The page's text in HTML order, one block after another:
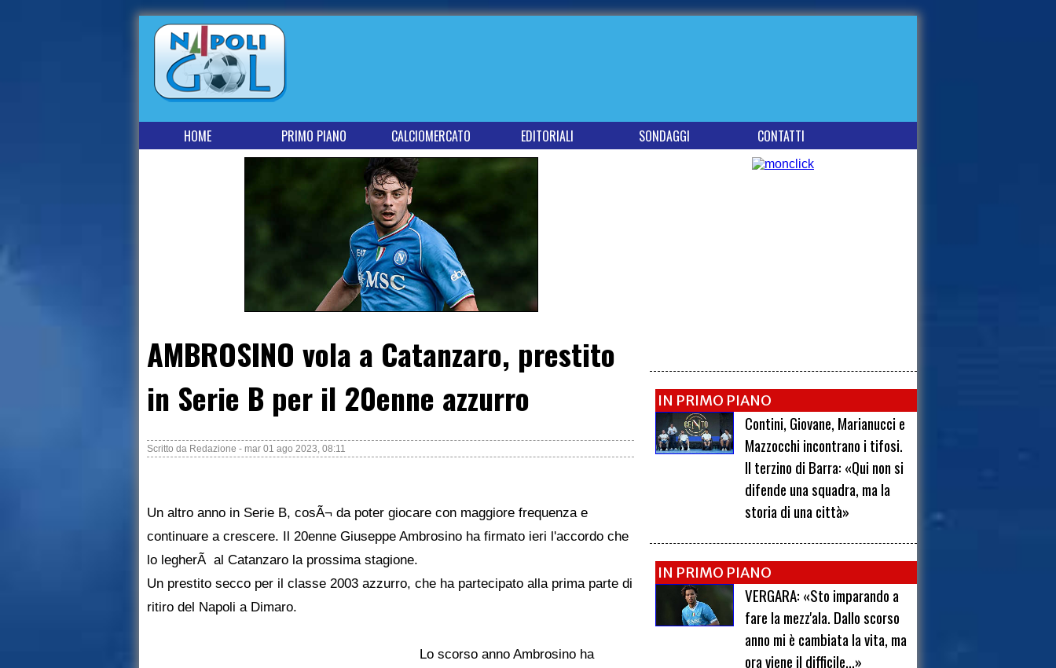
HOME PRIMO PIANO CALCIOMERCATO EDITORIALI SONDAGGI CONTATTI
AMBROSINO vola a Catanzaro, prestito
in Serie B per il 20enne azzurro
Scritto da Redazione - mar 01 ago 2023, 08:11
Un altro anno in Serie B, cosÃ¬ da poter giocare con maggiore frequenza e
continuare a crescere. Il 20enne Giuseppe Ambrosino ha firmato ieri l'accordo che
lo legherÃ al Catanzaro la prossima stagione.
Un prestito secco per il classe 2003 azzurro, che ha partecipato alla prima parte di
ritiro del Napoli a Dimaro.
Lo scorso anno Ambrosino ha
IN PRIMO PIANO
Contini, Giovane, Marianucci e
Mazzocchi incontrano i tifosi.
Il terzino di Barra: «Qui non si
difende una squadra, ma la
storia di una città»
IN PRIMO PIANO
VERGARA: «Sto imparando a
fare la mezz'ala. Dallo scorso
anno mi è cambiata la vita, ma
ora viene il difficile...»